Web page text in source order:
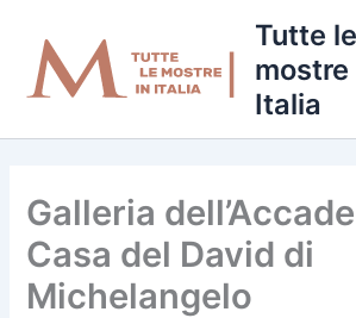
contenuto
Tutte le
mostre
Italia
Galleria
Casa del David di
Michelangelo